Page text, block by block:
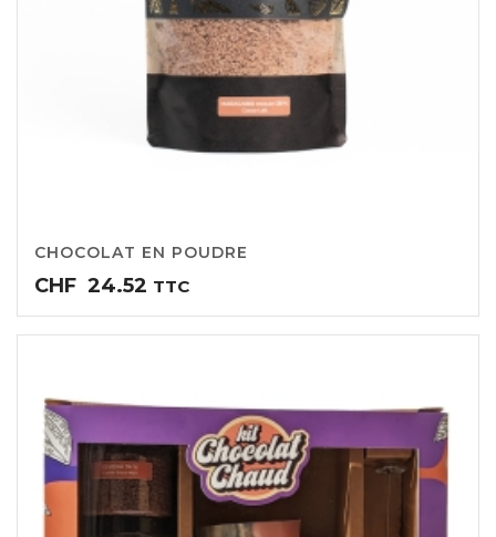
CHOCOLAT EN POUDRE
CHF 24.52 TTC